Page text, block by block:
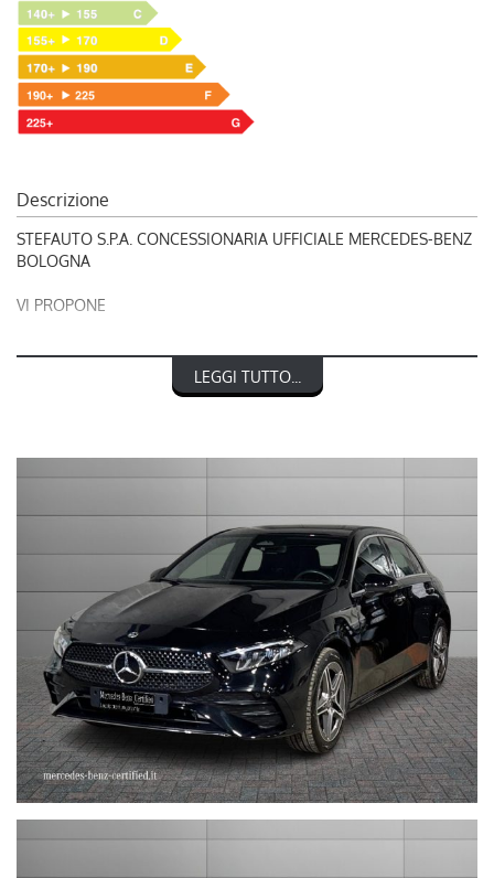
Descrizione
STEFAUTO S.P.A. CONCESSIONARIA UFFICIALE MERCEDES-BENZ
BOLOGNA
VI PROPONE
MERCEDES-BENZ CLASSE A 250 e hybrid EQ AMG Line
nel prezzo è escluso il passaggio di proprietà
OFFERTA VALIDA CON PROMO STEFAUTO (GETTONE
FINANZIAMENTO € 3.000)
LA INVITIAMO A SPECIFICARE:
- UN RECAPITO TELEFONICO
- IN CASO DI AUTO DA DARE IN PERMUTA (MODELLO, ANNO DI
IMMATRICOLAZIONE, KM)
STEFAUTO S.P.A.BOLOGNA
VIA BENTINI, 111
LEGGI TUTTO...